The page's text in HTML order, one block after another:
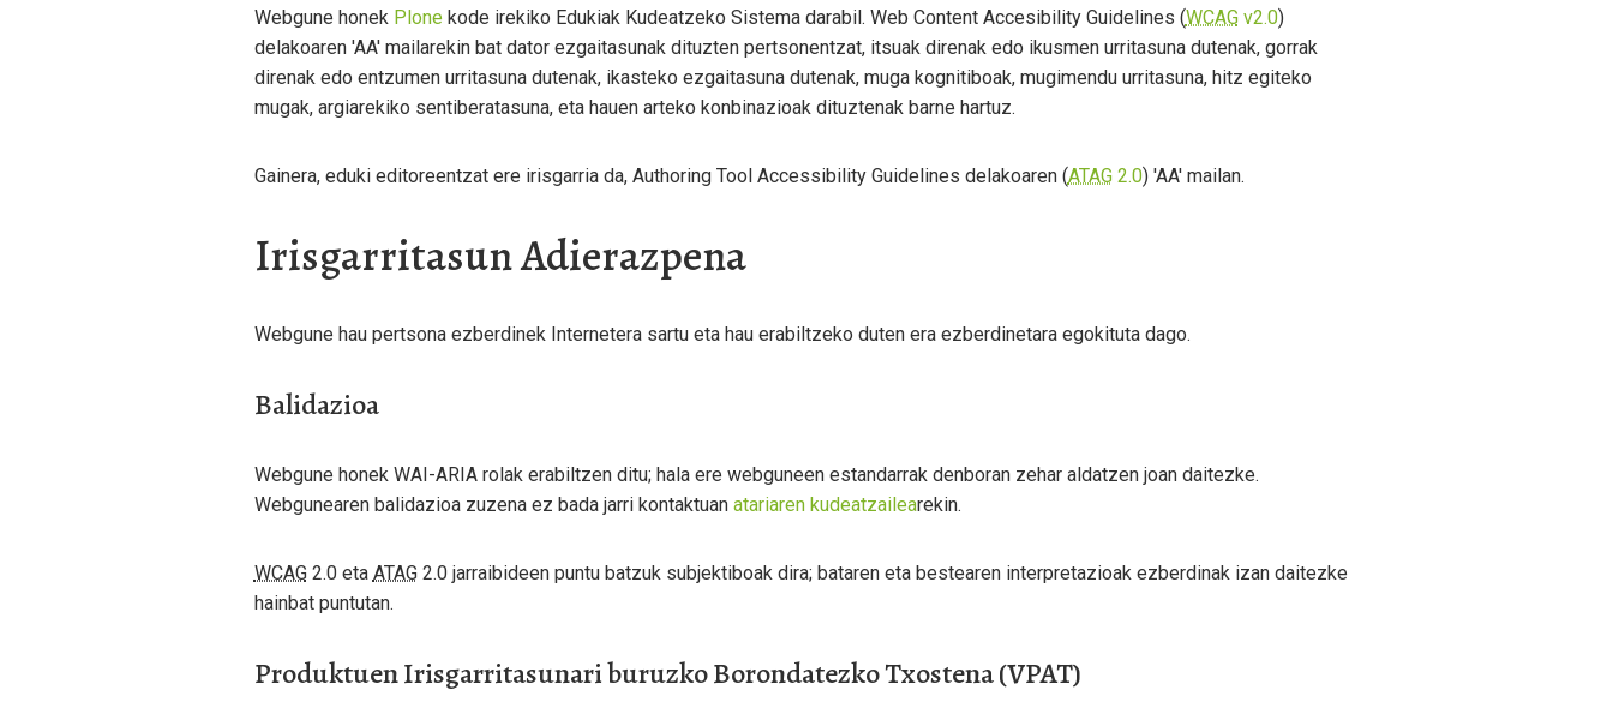
Webgune honek Plonekode irekiko Edukiak Kudeatzeko Sistema darabil. Web Content Accesibility Guidelines (WCAGv2.0)
delakoaren 'AA' mailarekin bat dator ezgaitasunak dituzten pertsonentzat, itsuak direnak edo ikusmen urritasuna dutenak, gorrak
direnak edo entzumen urritasuna dutenak, ikasteko ezgaitasuna dutenak, muga kognitiboak, mugimendu urritasuna, hitz egiteko
mugak, argiarekiko sentiberatasuna, eta hauen arteko konbinazioak dituztenak barne hartuz.
Gainera, eduki editoreentzat ere irisgarria da, Authoring Tool Accessibility Guidelines delakoaren (ATAG2.0) 'AA' mailan.
Irisgarritasun Adierazpena
Webgune hau pertsona ezberdinek Internetera sartu eta hau erabiltzeko duten era ezberdinetara egokituta dago.
Balidazioa
Webgune honek WAI-ARIA rolak erabiltzen ditu; hala ere webguneen estandarrak denboran zehar aldatzen joan daitezke.
Webgunearen balidazioa zuzena ez bada jarri kontaktuan atariaren kudeatzailearekin.
WCAG2.0 eta ATAG2.0 jarraibideen puntu batzuk subjektiboak dira; bataren eta bestearen interpretazioak ezberdinak izan daitezke
hainbat puntutan.
Produktuen Irisgarritasunari buruzko Borondatezko Txostena (VPAT)